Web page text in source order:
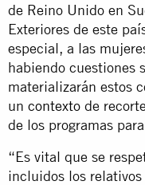
de Reino Unido en
Exteriores de este
especial, a las
habiendo cuestiones
materializarán estos
un contexto de
de los programas
“Es vital que se
incluidos los